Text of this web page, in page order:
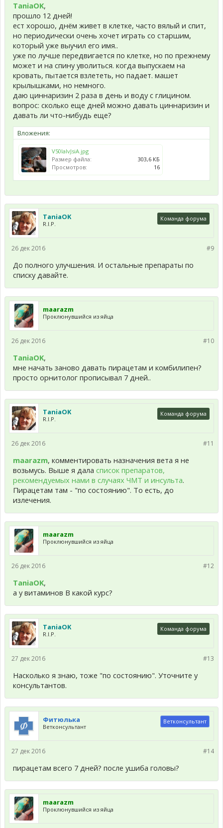
TaniaOK,
прошло 12 дней!
ест хорошо, днём живет в клетке, часто вялый и спит,
но периодически очень хочет играть со старшим,
который уже выучил его имя..
уже по лучше передвигается по клетке, но по прежнему
может и на спину уволиться. когда выпускаем на
кровать, пытается взлететь, но падает. машет
крылышками, но немного.
даю циннаризин 2 раза в день и воду с глицином.
вопрос: сколько еще дней можно давать циннаризин и
давать ли что-нибудь еще?
Вложения:
V50lalvJsiA.jpg
Размер файла:
303,6 КБ
Просмотров:
16
TaniaOK
R.I.P.
Команда форума
#9
26 дек 2016
До полного улучшения. И остальные препараты по
списку давайте.
maarazm
Проклюнувшийся из яйца
#10
26 дек 2016
TaniaOK,
мне начать заново давать пирацетам и комбилипен?
просто орнитолог прописывал 7 дней..
TaniaOK
R.I.P.
Команда форума
#11
26 дек 2016
maarazm, комментировать назначения вета я не
возьмусь. Выше я дала список препаратов,
рекомендуемых нами в случаях ЧМТ и инсульта.
Пирацетам там - "по состоянию". То есть, до
излечения.
maarazm
Проклюнувшийся из яйца
#12
26 дек 2016
TaniaOK,
а у витаминов В какой курс?
TaniaOK
R.I.P.
Команда форума
#13
27 дек 2016
Насколько я знаю, тоже "по состоянию". Уточните у
консультантов.
Фитюлька
Ветконсультант
Ветконсультант
#14
27 дек 2016
пирацетам всего 7 дней? после ушиба головы?
maarazm
Проклюнувшийся из яйца